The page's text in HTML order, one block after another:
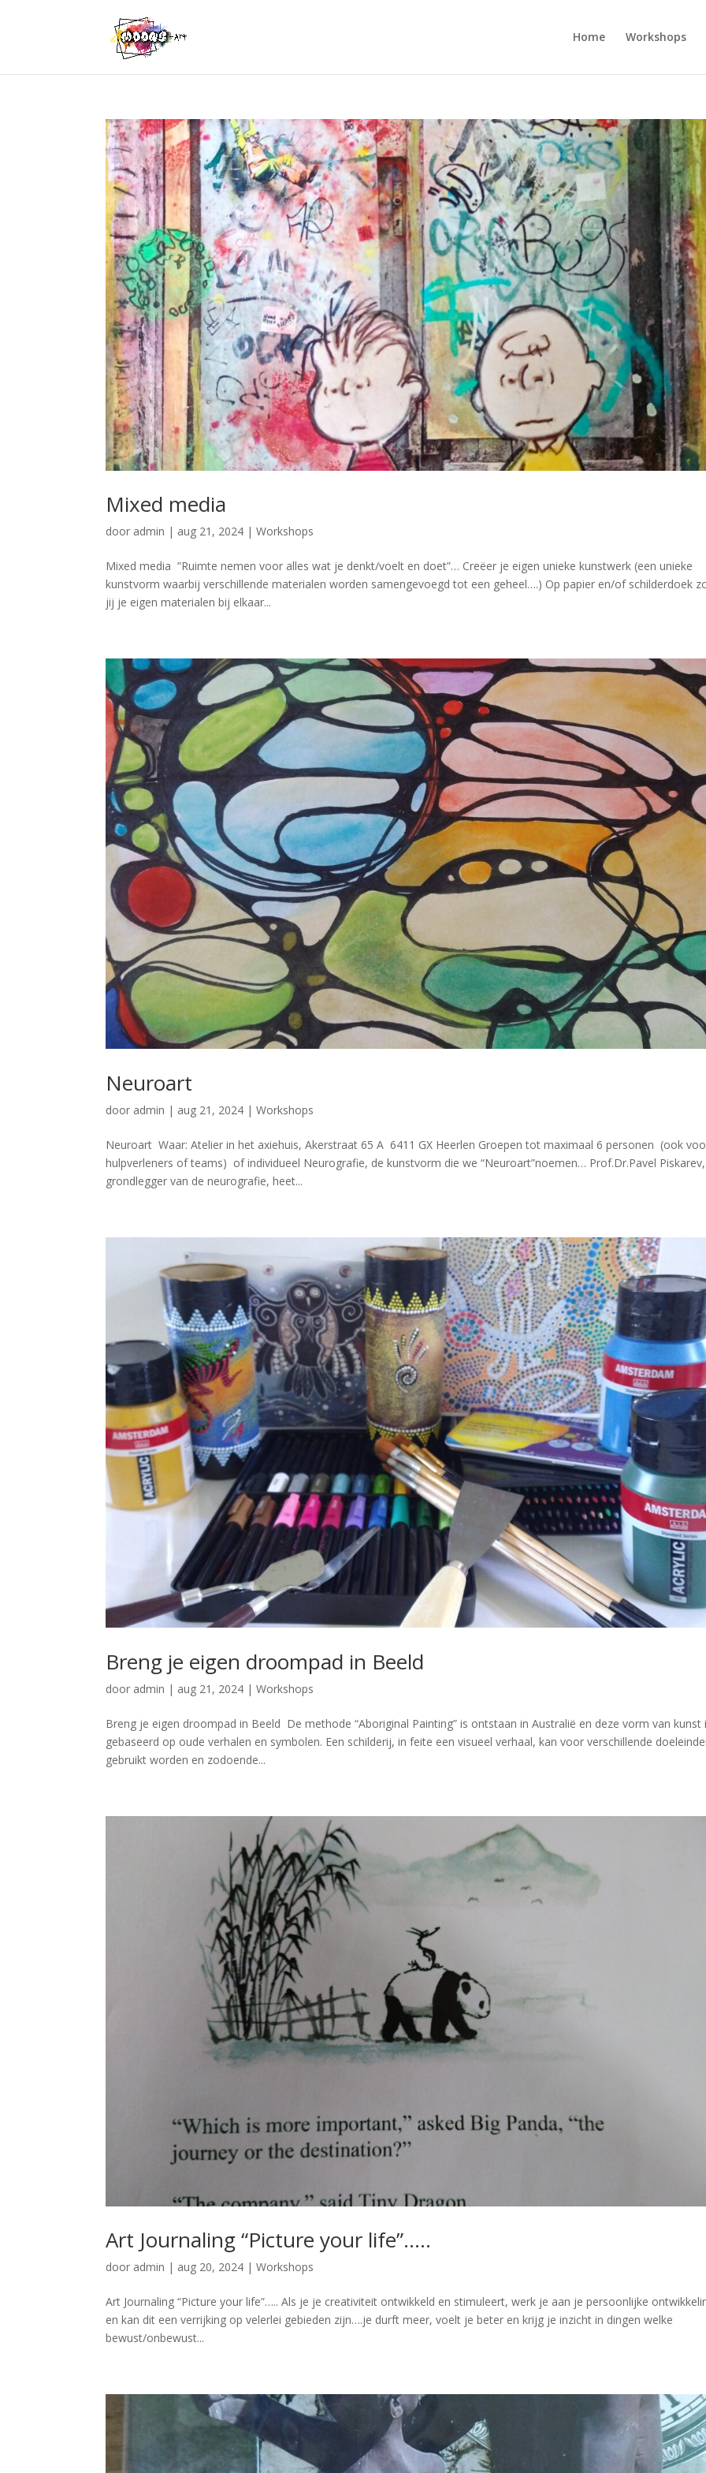
Home Workshops
Mixed media
door admin | aug 21, 2024 |Workshops
Mixed media ”Ruimte nemen voor alles wat je denkt/voelt en doet”… Creëer je eigen unieke kunstwerk (een unieke
kunstvorm waarbij verschillende materialen worden samengevoegd tot een geheel….) Op papier en/of schilderdoek
jij je eigen materialen bij elkaar...
Neuroart
door admin | aug 21, 2024 |Workshops
Neuroart Waar: Atelier in het axiehuis, Akerstraat 65 A 6411 GX Heerlen Groepen tot maximaal 6 personen (ook
hulpverleners of teams) of individueel Neurografie, de kunstvorm die we “Neuroart”noemen… Prof.Dr.Pavel Piskarev,
grondlegger van de neurografie, heet...
Breng je eigen droompad in Beeld
door admin | aug 21, 2024 |Workshops
Breng je eigen droompad in Beeld De methode “Aboriginal Painting” is ontstaan in Australië en deze vorm van kunst
gebaseerd op oude verhalen en symbolen. Een schilderij, in feite een visueel verhaal, kan voor verschillende
gebruikt worden en zodoende...
Art Journaling “Picture your life”…..
door admin | aug 20, 2024 |Workshops
Art Journaling “Picture your life”….. Als je je creativiteit ontwikkeld en stimuleert, werk je aan je persoonlijke
en kan dit een verrijking op velerlei gebieden zijn….je durft meer, voelt je beter en krijg je inzicht in dingen welke
bewust/onbewust...